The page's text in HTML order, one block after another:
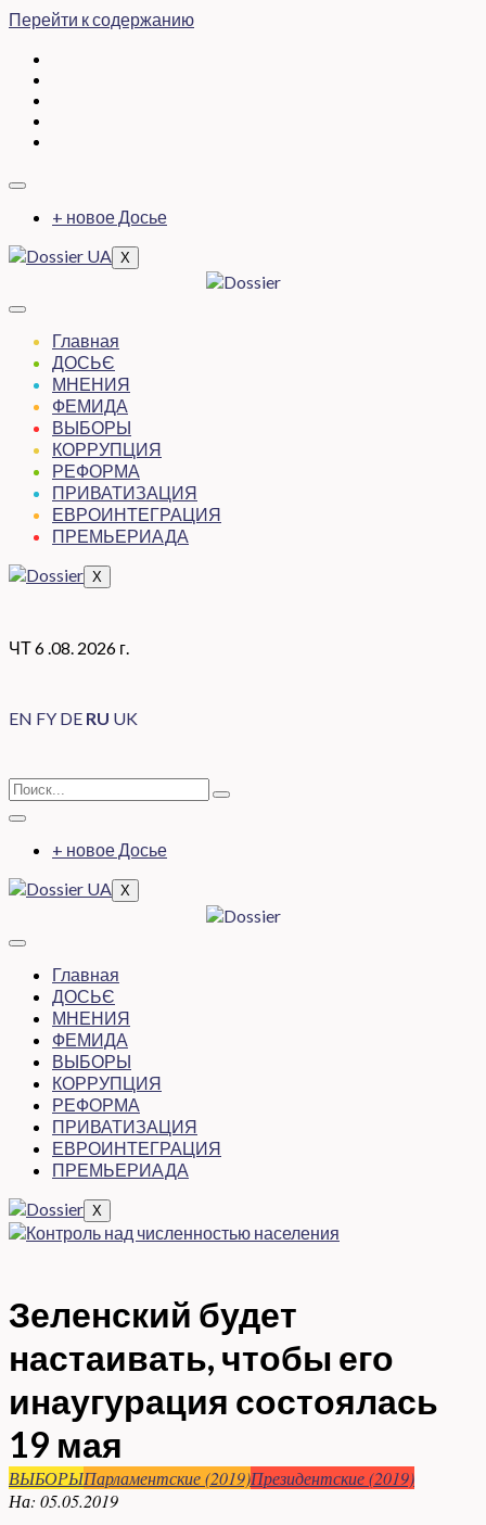
Перейти к содержанию
+ новое Досье
X
Главная
ДОСЬЄ
МНЕНИЯ
ФЕМИДА
ВЫБОРЫ
КОРРУПЦИЯ
РЕФОРМА
ПРИВАТИЗАЦИЯ
ЕВРОИНТЕГРАЦИЯ
ПРЕМЬЕРИАДА
X
ЧТ 6 .08. 2026 г.
EN FY DE RU UK
+ новое Досье
X
Главная
ДОСЬЄ
МНЕНИЯ
ФЕМИДА
ВЫБОРЫ
КОРРУПЦИЯ
РЕФОРМА
ПРИВАТИЗАЦИЯ
ЕВРОИНТЕГРАЦИЯ
ПРЕМЬЕРИАДА
X
Зеленский будет
настаивать, чтобы его
инаугурация состоялась
19 мая
ВЫБОРЫПарламентские (2019)Президентские (2019)
На: 05.05.2019